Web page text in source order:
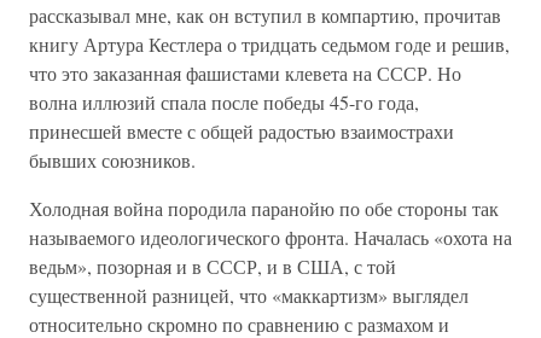
рассказывал мне, как он вступил в компартию, прочитав
книгу Артура Кестлера о тридцать седьмом годе и решив,
что это заказанная фашистами клевета на СССР. Но
волна иллюзий спала после победы 45-го года,
принесшей вместе с общей радостью взаимострахи
бывших союзников.
Холодная война породила паранойю по обе стороны так
называемого идеологического фронта. Началась «охота на
ведьм», позорная и в СССР, и в США, с той
существенной разницей, что «маккартизм» выглядел
относительно скромно по сравнению с размахом и